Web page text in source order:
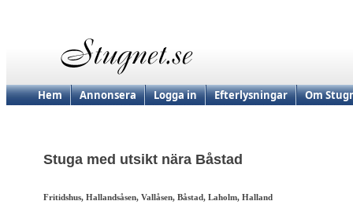
Hem Annonsera Logga in Efterlysningar Om
Stuga med utsikt nära Båstad
Fritidshus, Hallandsåsen, Vallåsen, Båstad, Laholm, Halland